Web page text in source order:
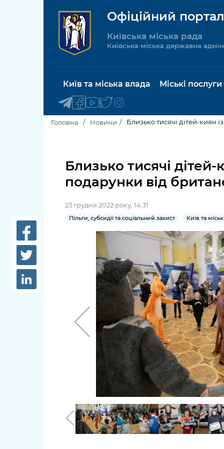
Офіційний
Київська міська рада
Київська міська державна
Київ та міська влада
Київська міська рада
Керівництво КМДА
Структура
Рішення та розпорядження
Проєкти розпоряджень, що
перебувають на погодженні
КМВА
Міські послуги
послуги
Пільги,
Паспорт,
довідки
Лікарні
Освіта
заклади
Дороги,
парковки
Головна Новини Близько тисячі дітей-киян
Близько тисячі
подарунки від
23 грудня 2022 року, 14:31
Пільги, субсидії та соціальний захист Київ та